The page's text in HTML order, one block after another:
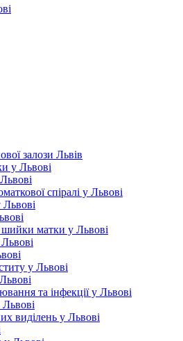
залози Львів
у Львові
спіралі у Львові
Львові
шийки матки у Львові
у Львові
та інфекції у Львові
виділень у Львові